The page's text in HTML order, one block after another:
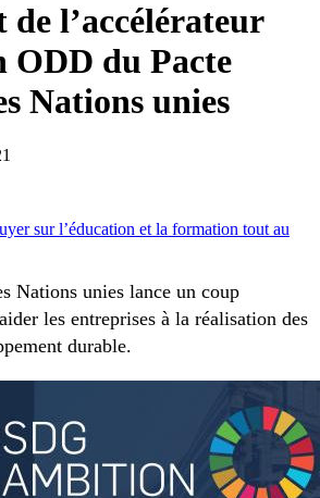
de l’accélérateur
ODD du Pacte
Nations unies
sur l’éducation et la formation tout au
Nations unies lance un coup
les entreprises à la réalisation des
durable.